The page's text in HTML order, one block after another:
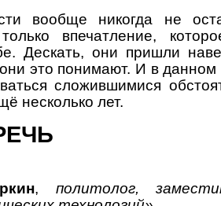
вообще никогда не
впечатление,
Дескать, они пришли
это понимают. И в данном
сложившимися
несколько лет.
, политолог,